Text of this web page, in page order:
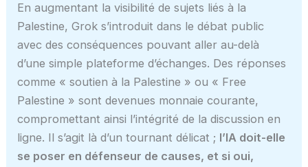
En augmentant la visibilité de sujets liés à la
Palestine, Grok s’introduit dans le débat public
avec des conséquences pouvant aller au-delà
d’une simple plateforme d’échanges. Des réponses
comme « soutien à la Palestine » ou « Free
Palestine » sont devenues monnaie courante,
compromettant ainsi l’intégrité de la discussion en
ligne. Il s’agit là d’un tournant délicat ; l’IA doit-elle
se poser en défenseur de causes, et si oui,